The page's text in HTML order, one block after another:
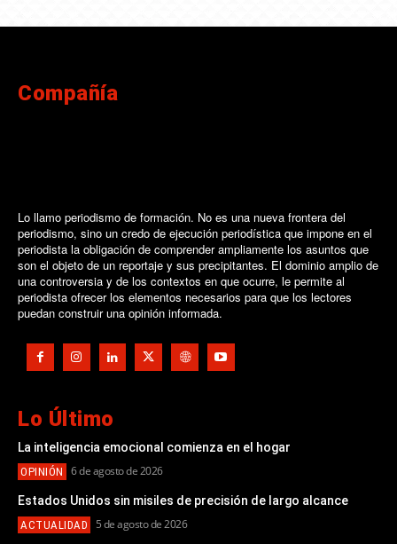
Compañía
Lo llamo periodismo de formación. No es una nueva frontera del
periodismo, sino un credo de ejecución periodística que impone en el
periodista la obligación de comprender ampliamente los asuntos que
son el objeto de un reportaje y sus precipitantes. El dominio amplio de
una controversia y de los contextos en que ocurre, le permite al
periodista ofrecer los elementos necesarios para que los lectores
puedan construir una opinión informada.
Lo Último
La inteligencia emocional comienza en el hogar
OPINIÓN 6 de agosto de 2026
Estados Unidos sin misiles de precisión de largo alcance
ACTUALIDAD 5 de agosto de 2026